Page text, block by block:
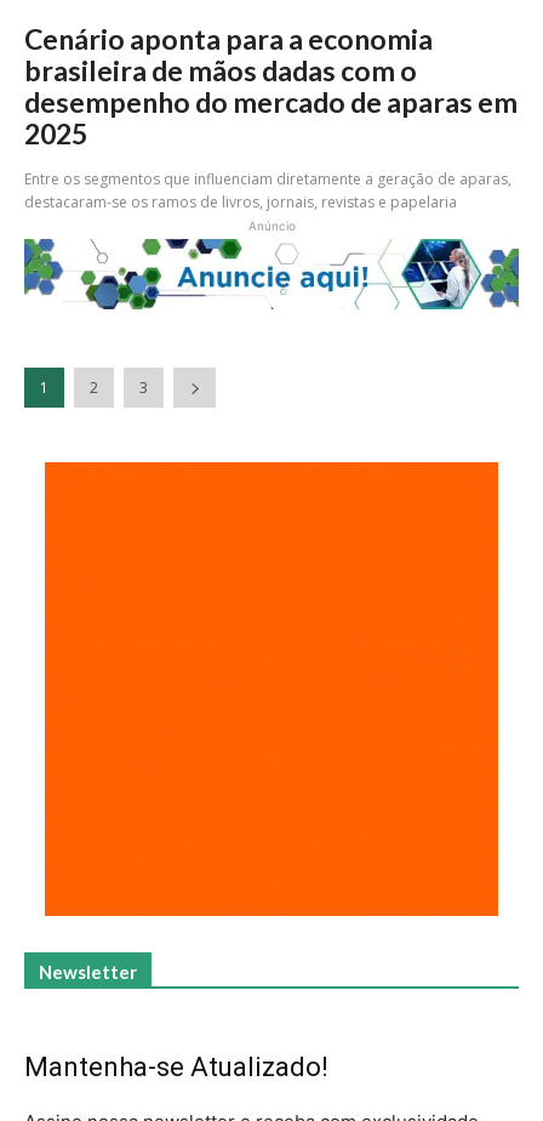
Cenário aponta para a economia
brasileira de mãos dadas com o
desempenho do mercado de aparas em
2025
Entre os segmentos que influenciam diretamente a geração de aparas,
destacaram-se os ramos de livros, jornais, revistas e papelaria
Anúncio
1 2 3
Newsletter
Mantenha-se Atualizado!